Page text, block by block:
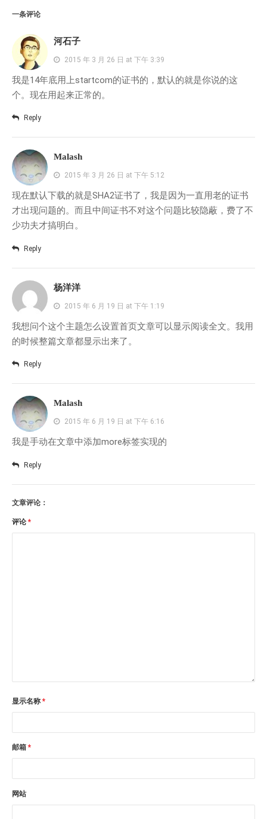
一条评论
河石子
2015 年 3 月 26 日 at 下午 3:39
我是14年底用上startcom的证书的，默认的就是你说的这
个。现在用起来正常的。
Reply
Malash
2015 年 3 月 26 日 at 下午 5:12
现在默认下载的就是SHA2证书了，我是因为一直用老的证书
才出现问题的。而且中间证书不对这个问题比较隐蔽，费了不
少功夫才搞明白。
Reply
杨洋洋
2015 年 6 月 19 日 at 下午 1:19
我想问个这个主题怎么设置首页文章可以显示阅读全文。我用
的时候整篇文章都显示出来了。
Reply
Malash
2015 年 6 月 19 日 at 下午 6:16
我是手动在文章中添加more标签实现的
Reply
文章评论：
评论 *
显示名称 *
邮箱 *
网站